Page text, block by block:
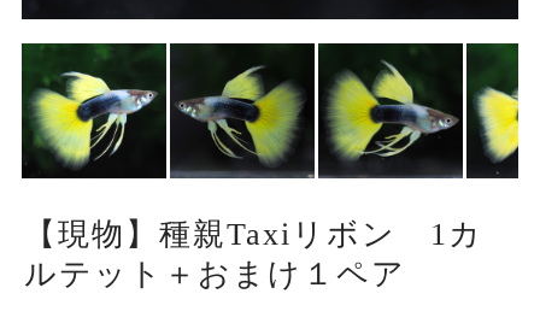
【現物】種親Taxiリボン 1カ
ルテット＋おまけ１ペア